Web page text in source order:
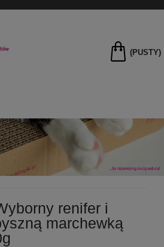
(PUSTY)
renifer i
marchewką